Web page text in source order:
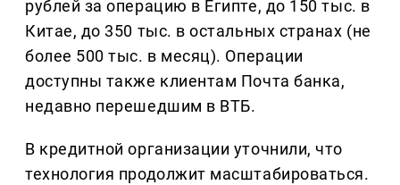
рублей за операцию в Египте, до 150 тыс. в
Китае, до 350 тыс. в остальных странах (не
более 500 тыс. в месяц). Операции
доступны также клиентам Почта банка,
недавно перешедшим в ВТБ.
В кредитной организации уточнили, что
технология продолжит масштабироваться.